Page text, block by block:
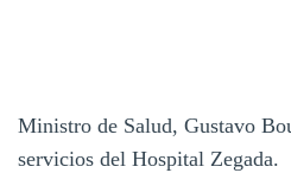
Ministro de Salud, Gustavo
servicios del Hospital Zegada.